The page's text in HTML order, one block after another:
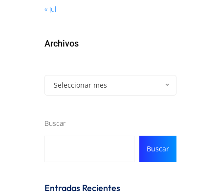
« Jul
Archivos
Seleccionar mes
Buscar
Buscar
Entradas Recientes